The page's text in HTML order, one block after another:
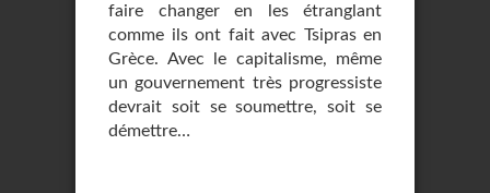
faire changer en les étranglant
comme ils ont fait avec Tsipras en
Grèce. Avec le capitalisme, même
un gouvernement très progressiste
devrait soit se soumettre, soit se
démettre…